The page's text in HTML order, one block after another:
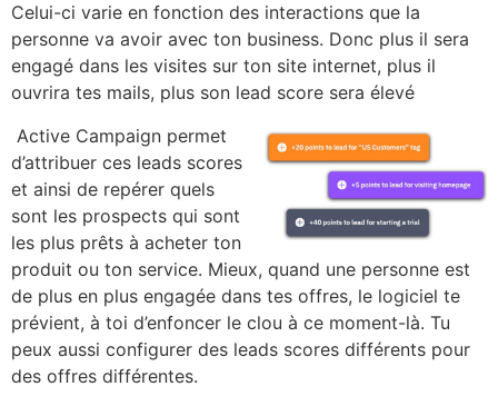
Celui-ci varie en fonction des interactions que la
personne va avoir avec ton business. Donc plus il sera
engagé dans les visites sur ton site internet, plus il
ouvrira tes mails, plus son lead score sera élevé
Active Campaign permet
d’attribuer ces leads scores
et ainsi de repérer quels
sont les prospects qui sont
les plus prêts à acheter ton
produit ou ton service. Mieux, quand une personne est
de plus en plus engagée dans tes offres, le logiciel te
prévient, à toi d’enfoncer le clou à ce moment-là. Tu
peux aussi configurer des leads scores différents pour
des offres différentes.